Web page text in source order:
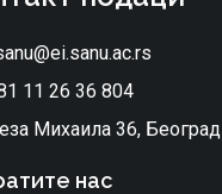
11 26 36 804
Михаила 36, Београд
нас